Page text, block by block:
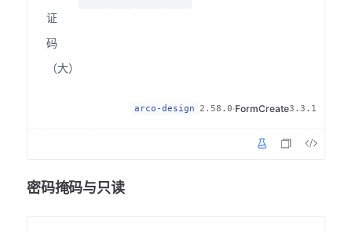
arco-design 2.58.0·FormCreate3.3.1
证
码
（大）
密码掩码与只读